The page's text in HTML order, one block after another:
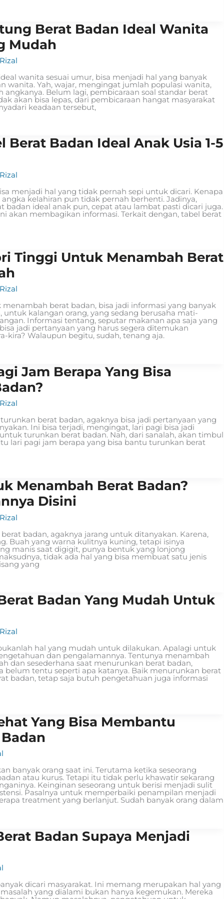
Berat Badan Ideal Wanita
Mudah
wanita sesuai umur, bisa menjadi hal yang banyak
wanita. Yah, wajar, mengingat jumlah populasi wanita,
Belum lagi, pembicaraan soal standar berat
akan bisa lepas, dari pembicaraan hangat masyarakat
keadaan tersebut,
Berat Badan Ideal Anak Usia 1-5
menjadi hal yang tidak pernah sepi untuk dicari. Kenapa
kelahiran pun tidak pernah berhenti. Jadinya,
badan ideal anak pun, cepat atau lambat pasti dicari juga.
akan membagikan informasi. Terkait dengan, tabel berat
Tinggi Untuk Menambah Berat
berat badan, bisa jadi informasi yang banyak
untuk kalangan orang, yang sedang berusaha mati-
Informasi tentang, seputar makanan apa saja yang
jadi pertanyaan yang harus segera ditemukan
kira? Walaupun begitu, sudah, tenang aja.
Jam Berapa Yang Bisa
berat badan, agaknya bisa jadi pertanyaan yang
Ini bisa terjadi, mengingat, lari pagi bisa jadi
turunkan berat badan. Nah, dari sanalah, akan timbul
lari pagi jam berapa yang bisa bantu turunkan berat
Menambah Berat Badan?
Disini
badan, agaknya jarang untuk ditanyakan. Karena,
Buah yang warna kulitnya kuning, tetapi isinya
manis saat digigit, punya bentuk yang lonjong
tidak ada hal yang bisa membuat satu jenis
yang
Badan Yang Mudah Untuk
hal yang mudah untuk dilakukan. Apalagi untuk
dan pengalamannya. Tentunya menambah
dan sesederhana saat menurunkan berat badan,
belum tentu seperti apa katanya. Baik menurunkan berat
badan, tetap saja butuh pengetahuan juga informasi
Yang Bisa Membantu
banyak orang saat ini. Terutama ketika seseorang
atau kurus. Tetapi itu tidak perlu khawatir sekarang
Keinginan seseorang untuk berisi menjadi sulit
Pasalnya untuk memperbaiki penampilan menjadi
treatment yang berlanjut. Sudah banyak orang dalam
Badan Supaya Menjadi
dicari masyarakat. Ini memang merupakan hal yang
yang dialami bukan hanya kegemukan. Mereka